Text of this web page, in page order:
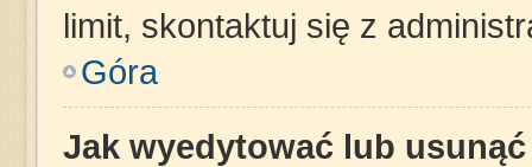
limit, skontaktuj się z
Góra
Jak wyedytować lub